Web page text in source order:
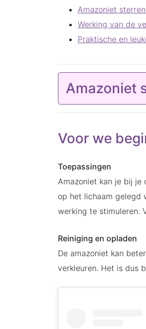
Amazoniet
Werking van de
Praktische en
Amazoniet
Voor we
Toepassingen
Amazoniet kan je bij je
op het lichaam gelegd
werking te stimuleren.
Reiniging en opladen
De amazoniet kan
verkleuren. Het is dus